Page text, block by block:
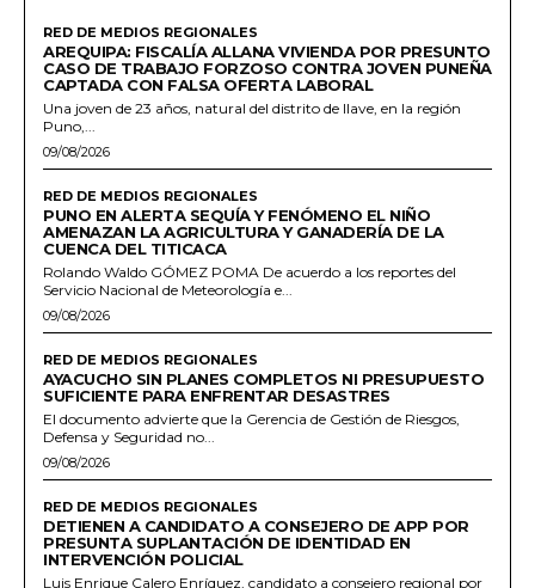
RED DE MEDIOS REGIONALES
AREQUIPA: FISCALÍA ALLANA VIVIENDA POR PRESUNTO
CASO DE TRABAJO FORZOSO CONTRA JOVEN PUNEÑA
CAPTADA CON FALSA OFERTA LABORAL
Una joven de 23 años, natural del distrito de Ilave, en la región
Puno,...
09/08/2026
RED DE MEDIOS REGIONALES
PUNO EN ALERTA SEQUÍA Y FENÓMENO EL NIÑO
AMENAZAN LA AGRICULTURA Y GANADERÍA DE LA
CUENCA DEL TITICACA
Rolando Waldo GÓMEZ POMA De acuerdo a los reportes del
Servicio Nacional de Meteorología e...
09/08/2026
RED DE MEDIOS REGIONALES
AYACUCHO SIN PLANES COMPLETOS NI PRESUPUESTO
SUFICIENTE PARA ENFRENTAR DESASTRES
El documento advierte que la Gerencia de Gestión de Riesgos,
Defensa y Seguridad no...
09/08/2026
RED DE MEDIOS REGIONALES
DETIENEN A CANDIDATO A CONSEJERO DE APP POR
PRESUNTA SUPLANTACIÓN DE IDENTIDAD EN
INTERVENCIÓN POLICIAL
Luis Enrique Calero Enríquez, candidato a consejero regional por